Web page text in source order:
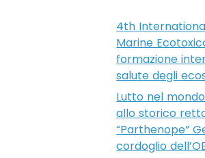
4th
Marine
formazione
salute degli
Lutto nel
allo storico
“Parthenope”
cordoglio